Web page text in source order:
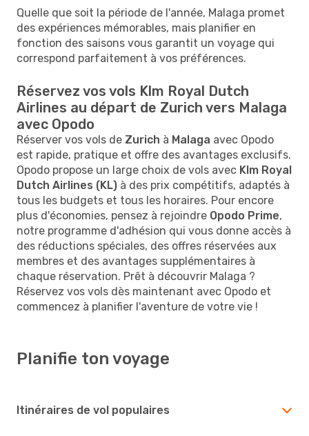
Quelle que soit la période de l'année, Malaga promet
des expériences mémorables, mais planifier en
fonction des saisons vous garantit un voyage qui
correspond parfaitement à vos préférences.
Réservez vos vols Klm Royal Dutch
Airlines au départ de Zurich vers Malaga
avec Opodo
Réserver vos vols de Zurich à Malaga avec Opodo
est rapide, pratique et offre des avantages exclusifs.
Opodo propose un large choix de vols avec Klm Royal
Dutch Airlines (KL) à des prix compétitifs, adaptés à
tous les budgets et tous les horaires. Pour encore
plus d'économies, pensez à rejoindre Opodo Prime,
notre programme d'adhésion qui vous donne accès à
des réductions spéciales, des offres réservées aux
membres et des avantages supplémentaires à
chaque réservation. Prêt à découvrir Malaga ?
Réservez vos vols dès maintenant avec Opodo et
commencez à planifier l'aventure de votre vie !
Planifie ton voyage
Itinéraires de vol populaires